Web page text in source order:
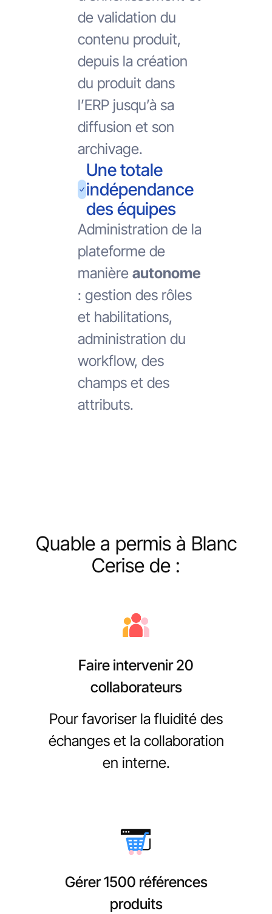
de validation du
contenu produit,
depuis la création
du produit dans
l’ERP jusqu’à sa
diffusion et son
archivage.
Une totale
indépendance
des équipes
Administration de la
plateforme de
manière autonome
: gestion des rôles
et habilitations,
administration du
workflow, des
champs et des
attributs.
Quable a permis à Blanc
Cerise de :
Faire intervenir 20
collaborateurs
Pour favoriser la fluidité des
échanges et la collaboration
en interne.
Gérer 1500 références
produits